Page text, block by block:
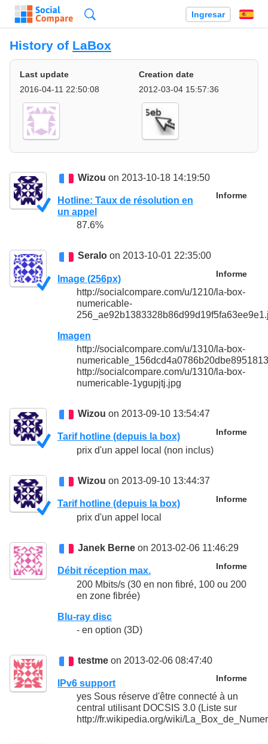
Ingresar
History of LaBox
Last update
2016-04-11 22:50:08
Creation date
2012-03-04 15:57:36
Wizou on 2013-10-18 14:19:50
Informe
Hotline: Taux de résolution en
un appel
87.6%
Seralo on 2013-10-01 22:35:00
Informe
Image (256px)
http://socialcompare.com/u/1210/la-box-
numericable-
Imagen
http://socialcompare.com/u/1310/la-box-
http://socialcompare.com/u/1310/la-box-
numericable-1ygupjtj.jpg
Wizou on 2013-09-10 13:54:47
Informe
Tarif hotline (depuis la box)
prix d'un appel local (non inclus)
Wizou on 2013-09-10 13:44:37
Informe
Tarif hotline (depuis la box)
prix d'un appel local
Janek Berne on 2013-02-06 11:46:29
Informe
Débit réception max.
200 Mbits/s (30 en non fibré, 100 ou 200
en zone fibrée)
Blu-ray disc
- en option (3D)
testme on 2013-02-06 08:47:40
Informe
IPv6 support
yes Sous réserve d'être connecté à un
central utilisant DOCSIS 3.0 (Liste sur
http://fr.wikipedia.org/wiki/